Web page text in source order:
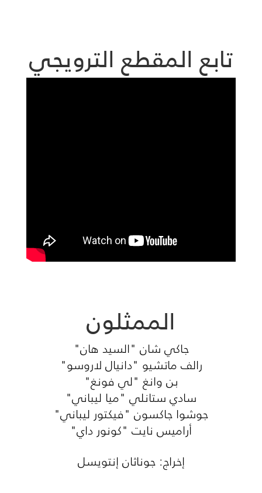
تابع المقطع الترويجي
الممثلون
جاكي شان "السيد هان"
رالف ماتشيو "دانيال لاروسو"
بن وانغ "لي فونغ"
سادي ستانلي "ميا ليباني"
جوشوا جاكسون "فيكتور ليباني"
أراميس نايت "كونور داي"
إخراج: جوناثان إنتويسل